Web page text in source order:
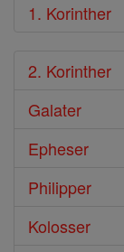
1. Korinther
2. Korinther
Galater
Epheser
Philipper
Kolosser